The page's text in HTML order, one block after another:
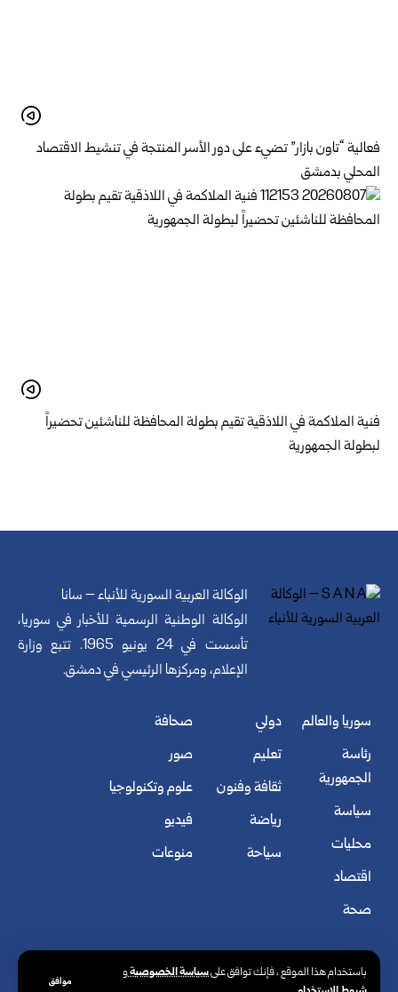
باستخدام هذا الموقع ، فإنك توافق علىسياسة الخصوصيةو
موافق
فعالية “تاون بازار” تضيء على دور الأسر المنتجة في تنشيط الاقتصاد
المحلي بدمشق
فنية الملاكمة في اللاذقية تقيم بطولة المحافظة للناشئين تحضيراً
لبطولة الجمهورية
الوكالة العربية السورية للأنباء – سانا
الوكالة الوطنية الرسمية للأخبار في سوريا،
تأسست في 24 يونيو 1965. تتبع وزارة
الإعلام، ومركزها الرئيسي في دمشق.
سوريا والعالم
رئاسة
الجمهورية
سياسة
محليات
اقتصاد
صحة
دولي
تعليم
ثقافة وفنون
رياضة
سياحة
صحافة
صور
علوم وتكنولوجيا
فيديو
منوعات